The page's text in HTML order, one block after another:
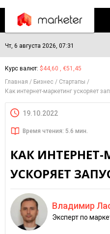
Чт, 6 августа 2026, 07:31
Курс валют: $44,60 , €51,45
Главная
Бизнес
Стартапы
Как интернет-маркетинг ускоряет
19.10.2022
Время чтения: 5.6 мин.
КАК
УСКОРЯЕТ
Владимир
Эксперт по